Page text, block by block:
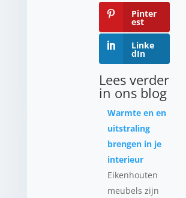
Pinter
est
Linke
dIn
Lees verder
in ons blog
Warmte en en
uitstraling
brengen in je
interieur
Eikenhouten
meubels zijn